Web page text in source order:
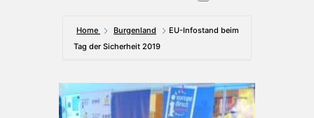
Home Burgenland
EU-Infostand beim
Tag der Sicherheit 2019